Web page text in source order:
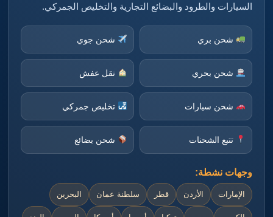
السيارات والطرود والبضائع التجارية والتخليص الجمركي.
شحن بري شحن جوي
شحن بحري نقل عفش
شحن سيارات تخليص جمركي
تتبع الشحنات شحن بضائع
وجهات نشطة:
الإمارات الأردن قطر سلطنة عمان البحرين